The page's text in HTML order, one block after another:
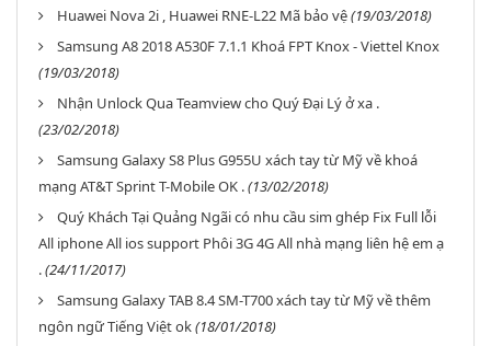
Huawei Nova 2i , Huawei RNE-L22 Mã bảo vệ(19/03/2018)
Samsung A8 2018 A530F 7.1.1 Khoá FPT Knox - Viettel Knox
(19/03/2018)
Nhận Unlock Qua Teamview cho Quý Đại Lý ở xa .
(23/02/2018)
Samsung Galaxy S8 Plus G955U xách tay từ Mỹ về khoá
mạng AT&T Sprint T-Mobile OK .(13/02/2018)
Quý Khách Tại Quảng Ngãi có nhu cầu sim ghép Fix Full lỗi
All iphone All ios support Phôi 3G 4G All nhà mạng liên hệ em ạ
.(24/11/2017)
Samsung Galaxy TAB 8.4 SM-T700 xách tay từ Mỹ về thêm
ngôn ngữ Tiếng Việt ok(18/01/2018)